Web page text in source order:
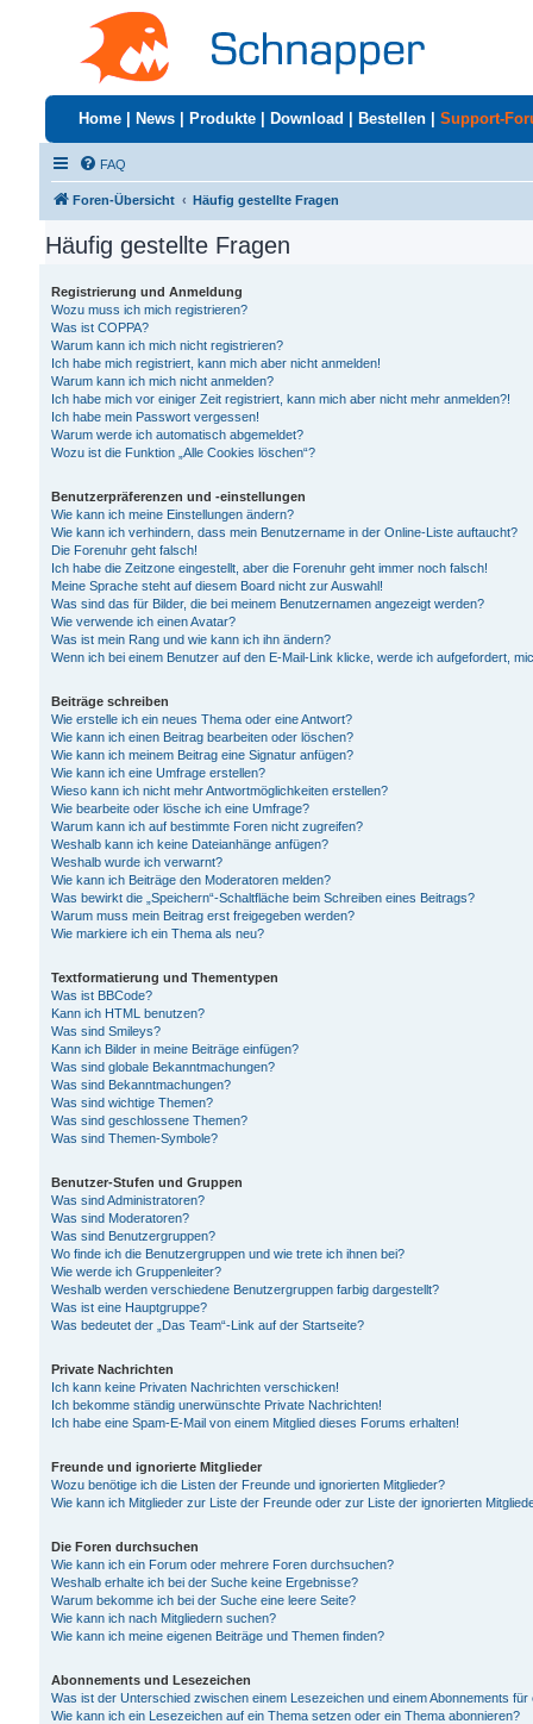
Home News Produkte Download Bestellen Support-
FAQ
Foren-Übersicht Häufig gestellte Fragen
Häufig gestellte Fragen
Registrierung und Anmeldung
Wozu muss ich mich registrieren?
Was ist COPPA?
Warum kann ich mich nicht registrieren?
Ich habe mich registriert, kann mich aber nicht anmelden!
Warum kann ich mich nicht anmelden?
Ich habe mich vor einiger Zeit registriert, kann mich aber nicht mehr anmelden?!
Ich habe mein Passwort vergessen!
Warum werde ich automatisch abgemeldet?
Wozu ist die Funktion „Alle Cookies löschen“?
Benutzerpräferenzen und -einstellungen
Wie kann ich meine Einstellungen ändern?
Wie kann ich verhindern, dass mein Benutzername in der Online-Liste auftaucht?
Die Forenuhr geht falsch!
Ich habe die Zeitzone eingestellt, aber die Forenuhr geht immer noch falsch!
Meine Sprache steht auf diesem Board nicht zur Auswahl!
Was sind das für Bilder, die bei meinem Benutzernamen angezeigt werden?
Wie verwende ich einen Avatar?
Was ist mein Rang und wie kann ich ihn ändern?
Wenn ich bei einem Benutzer auf den E-Mail-Link klicke, werde ich aufgefordert,
Beiträge schreiben
Wie erstelle ich ein neues Thema oder eine Antwort?
Wie kann ich einen Beitrag bearbeiten oder löschen?
Wie kann ich meinem Beitrag eine Signatur anfügen?
Wie kann ich eine Umfrage erstellen?
Wieso kann ich nicht mehr Antwortmöglichkeiten erstellen?
Wie bearbeite oder lösche ich eine Umfrage?
Warum kann ich auf bestimmte Foren nicht zugreifen?
Weshalb kann ich keine Dateianhänge anfügen?
Weshalb wurde ich verwarnt?
Wie kann ich Beiträge den Moderatoren melden?
Was bewirkt die „Speichern“-Schaltfläche beim Schreiben eines Beitrags?
Warum muss mein Beitrag erst freigegeben werden?
Wie markiere ich ein Thema als neu?
Textformatierung und Thementypen
Was ist BBCode?
Kann ich HTML benutzen?
Was sind Smileys?
Kann ich Bilder in meine Beiträge einfügen?
Was sind globale Bekanntmachungen?
Was sind Bekanntmachungen?
Was sind wichtige Themen?
Was sind geschlossene Themen?
Was sind Themen-Symbole?
Benutzer-Stufen und Gruppen
Was sind Administratoren?
Was sind Moderatoren?
Was sind Benutzergruppen?
Wo finde ich die Benutzergruppen und wie trete ich ihnen bei?
Wie werde ich Gruppenleiter?
Weshalb werden verschiedene Benutzergruppen farbig dargestellt?
Was ist eine Hauptgruppe?
Was bedeutet der „Das Team“-Link auf der Startseite?
Private Nachrichten
Ich kann keine Privaten Nachrichten verschicken!
Ich bekomme ständig unerwünschte Private Nachrichten!
Ich habe eine Spam-E-Mail von einem Mitglied dieses Forums erhalten!
Freunde und ignorierte Mitglieder
Wozu benötige ich die Listen der Freunde und ignorierten Mitglieder?
Wie kann ich Mitglieder zur Liste der Freunde oder zur Liste der ignorierten
Die Foren durchsuchen
Wie kann ich ein Forum oder mehrere Foren durchsuchen?
Weshalb erhalte ich bei der Suche keine Ergebnisse?
Warum bekomme ich bei der Suche eine leere Seite?
Wie kann ich nach Mitgliedern suchen?
Wie kann ich meine eigenen Beiträge und Themen finden?
Abonnements und Lesezeichen
Was ist der Unterschied zwischen einem Lesezeichen und einem Abonnements
Wie kann ich ein Lesezeichen auf ein Thema setzen oder ein Thema abonnieren?